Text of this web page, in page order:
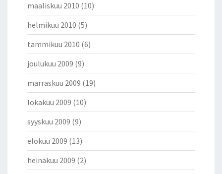
maaliskuu 2010 (10)
helmikuu 2010 (5)
tammikuu 2010 (6)
joulukuu 2009 (9)
marraskuu 2009 (19)
lokakuu 2009 (10)
syyskuu 2009 (9)
elokuu 2009 (13)
heinäkuu 2009 (2)